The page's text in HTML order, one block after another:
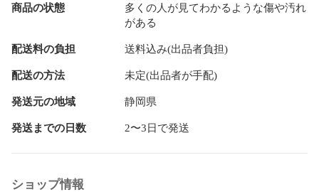
商品の状態
多くの人が見てわかるような傷や汚れ
がある
配送料の負担 送料込み(出品者負担)
配送の方法 未定(出品者が手配)
発送元の地域 静岡県
発送までの日数 2〜3日で発送
ショップ情報